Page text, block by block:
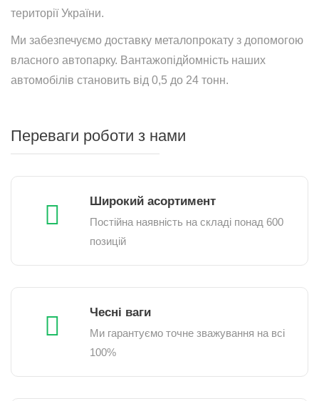
території України.
Ми забезпечуємо доставку металопрокату з допомогою
власного автопарку. Вантажопідйомність наших
автомобілів становить від 0,5 до 24 тонн.
Переваги роботи з нами
Широкий асортимент
Постійна наявність на складі понад 600
позицій
Чесні ваги
Ми гарантуємо точне зважування на всі
100%